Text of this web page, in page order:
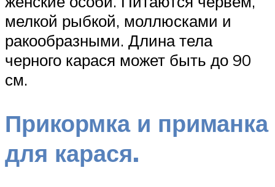
мелкой рыбкой, моллюсками и
ракообразными. Длина тела
черного карася может быть до 90
см.
Прикормка и приманка
для карася.